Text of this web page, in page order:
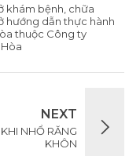
khám bệnh, chữa
hướng dẫn thực hành
thuộc Công ty
NEXT
NHỔ RĂNG
KHÔN